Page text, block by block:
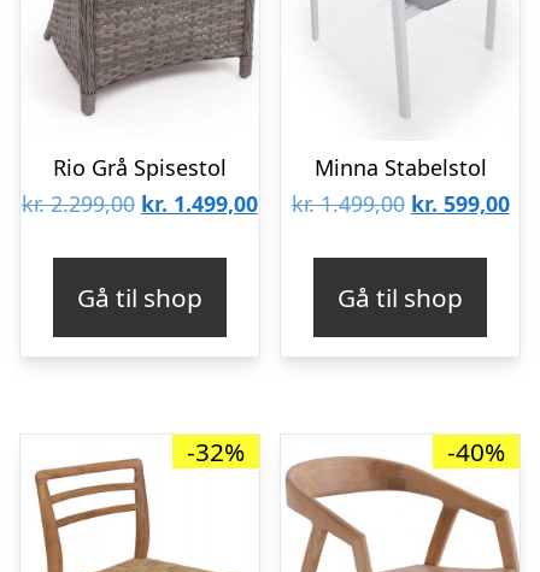
Rio Grå Spisestol
kr.2.299,00 Den
kr. 2.299,00.
kr. 1.499,00Den
kr. 1.499,00.
Gå til shop
Minna Stabelstol
kr.1.499,00 Den
kr. 1.499,00.
kr. 599,00
kr.
Gå til shop
-32% -40%